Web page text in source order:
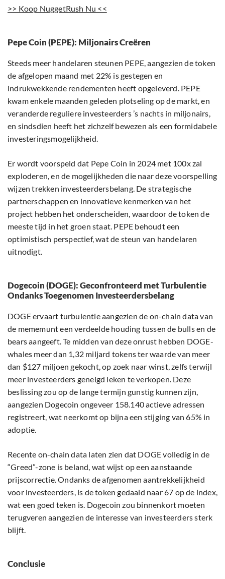
>> Koop NuggetRush Nu <<
Pepe Coin (PEPE): Miljonairs Creëren
Steeds meer handelaren steunen PEPE, aangezien de token
de afgelopen maand met 22% is gestegen en
indrukwekkende rendementen heeft opgeleverd. PEPE
kwam enkele maanden geleden plotseling op de markt, en
veranderde reguliere investeerders ’s nachts in miljonairs,
en sindsdien heeft het zichzelf bewezen als een formidabele
investeringsmogelijkheid.
Er wordt voorspeld dat Pepe Coin in 2024 met 100x zal
exploderen, en de mogelijkheden die naar deze voorspelling
wijzen trekken investeerdersbelang. De strategische
partnerschappen en innovatieve kenmerken van het
project hebben het onderscheiden, waardoor de token de
meeste tijd in het groen staat. PEPE behoudt een
optimistisch perspectief, wat de steun van handelaren
uitnodigt.
Dogecoin (DOGE): Geconfronteerd met Turbulentie
Ondanks Toegenomen Investeerdersbelang
DOGE ervaart turbulentie aangezien de on-chain data van
de mememunt een verdeelde houding tussen de bulls en de
bears aangeeft. Te midden van deze onrust hebben DOGE-
whales meer dan 1,32 miljard tokens ter waarde van meer
dan $127 miljoen gekocht, op zoek naar winst, zelfs terwijl
meer investeerders geneigd leken te verkopen. Deze
beslissing zou op de lange termijn gunstig kunnen zijn,
aangezien Dogecoin ongeveer 158.140 actieve adressen
registreert, wat neerkomt op bijna een stijging van 65% in
adoptie.
Recente on-chain data laten zien dat DOGE volledig in de
“Greed”-zone is beland, wat wijst op een aanstaande
prijscorrectie. Ondanks de afgenomen aantrekkelijkheid
voor investeerders, is de token gedaald naar 67 op de index,
wat een goed teken is. Dogecoin zou binnenkort moeten
terugveren aangezien de interesse van investeerders sterk
blijft.
Conclusie